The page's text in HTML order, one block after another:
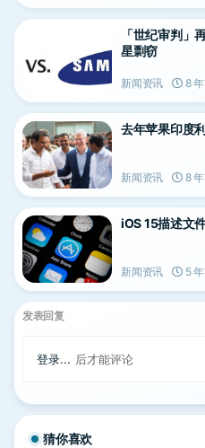
「世纪审判」
星剽窃
新闻资讯 8
去年苹果印度
新闻资讯 8
iOS 15描述文
新闻资讯 5
发表回复
登录... 后才能评论
猜你喜欢